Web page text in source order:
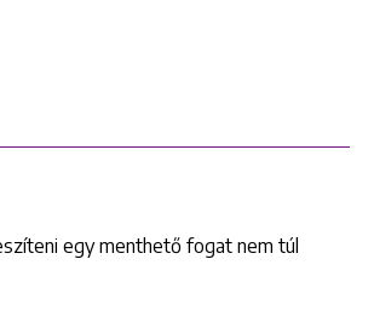
egy menthető fogat nem túl